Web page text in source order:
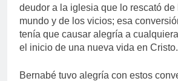
deudor a la iglesia que lo rescató de
mundo y de los vicios; esa
tenía que causar alegría a
el inicio de una nueva vida en Cristo.
Bernabé tuvo alegría con estos